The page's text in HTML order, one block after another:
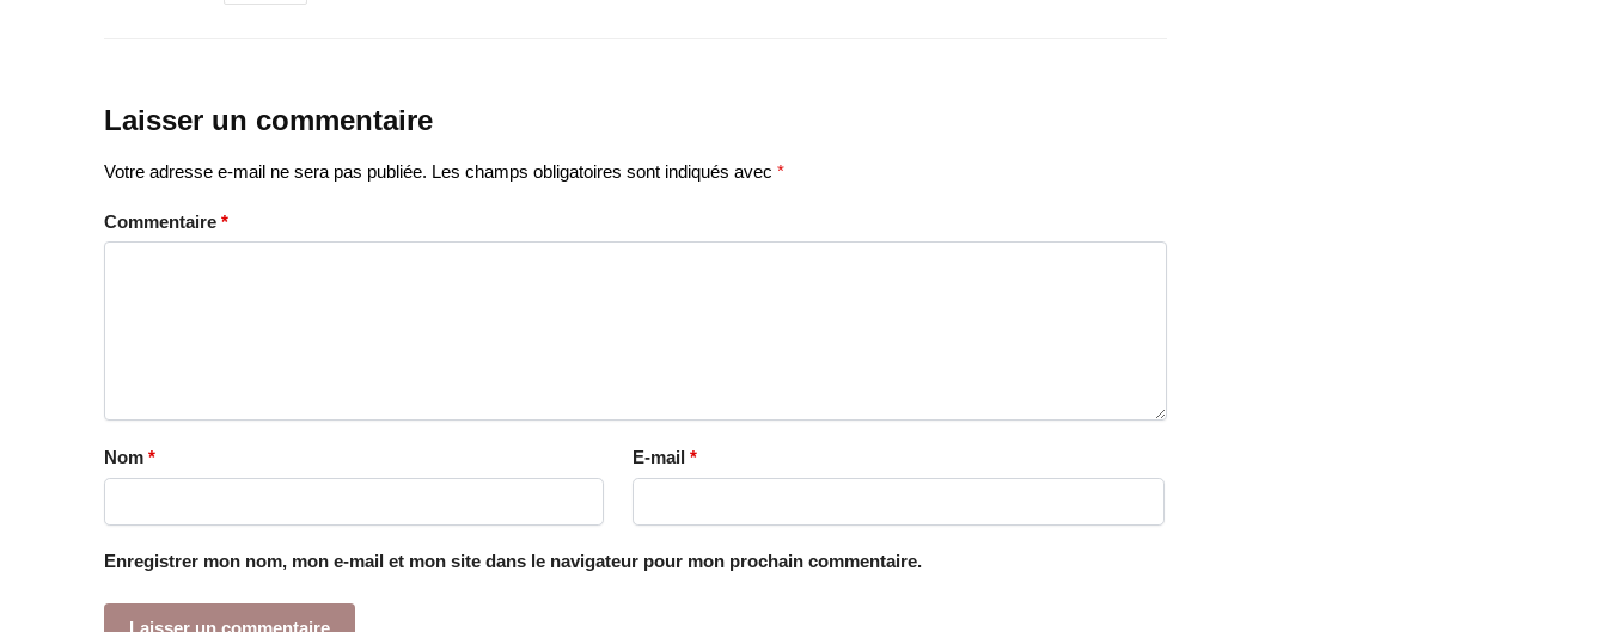
Laisser un commentaire
Votre adresse e-mail ne sera pas publiée. Les champs obligatoires sont indiqués avec *
Commentaire *
Nom * E-mail *
Enregistrer mon nom, mon e-mail et mon site dans le navigateur pour mon prochain commentaire.